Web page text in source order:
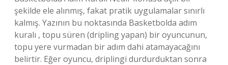
şekilde ele alınmış, fakat pratik uygulamalar sınırlı
kalmış. Yazının bu noktasında Basketbolda adım
kuralı , topu süren (dripling yapan) bir oyuncunun,
topu yere vurmadan bir adım dahi atamayacağını
belirtir. Eğer oyuncu, driplingi durdurduktan sonra